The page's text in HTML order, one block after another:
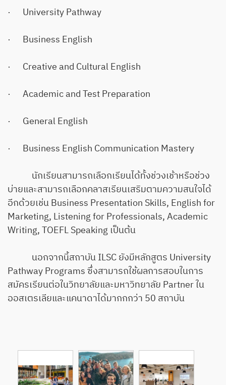
· University Pathway
· Business English
· Creative and Cultural English
· Academic and Test Preparation
· General English
· Business English Communication Mastery
นักเรียนสามารถเลือกเรียนได้ทั้งช่วงเช้าหรือช่วง
บ่ายและสามารถเลือกคลาสเรียนเสริมตามความสนใจได้
อีกด้วยเช่น Business Presentation Skills, English for
Marketing, Listening for Professionals, Academic
Writing, TOEFL Speaking เป็นต้น
นอกจากนี้สถาบัน ILSC ยังมีหลักสูตร University
Pathway Programs ซึ่งสามารถใช้ผลการสอบในการ
สมัครเรียนต่อในวิทยาลัยและมหาวิทยาลัย Partner ใน
ออสเตรเลียและแคนาดาได้มากกกว่า 50 สถาบัน